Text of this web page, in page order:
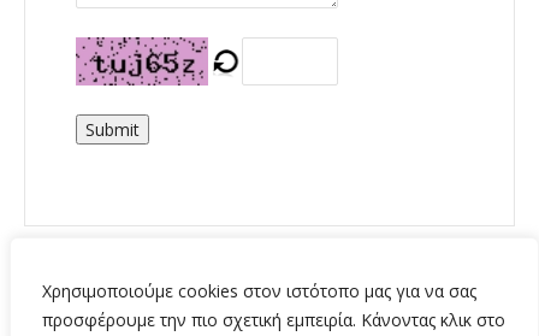
Χρησιμοποιούμε cookies στον ιστότοπο μας για να σας
προσφέρουμε την πιο σχετική εμπειρία. Κάνοντας κλικ στο
Submit